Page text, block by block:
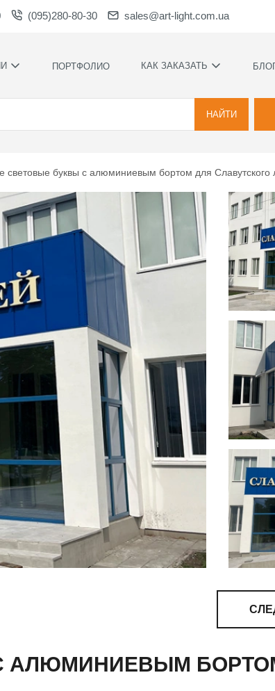
(095)280-80-30 sales@art-light.com.ua
ПОРТФОЛИО КАК ЗАКАЗАТЬ
НАШИ
ГАРАНТИИ
КАЧЕСТВА
РАСЧЕТНОЕ
ВРЕМЯ
ПРОИЗВОДСТВА
ХУДОЖЕСТВЕННОЕ
ОФОРМЛЕНИЕ
МОНТАЖ СВОИМИ
СИЛАМИ
МОНТАЖ
СПЕЦИАЛИСТАМИ
РВК АРТЛАЙТ
ОПЛАТА И
ДОСТАВКА
НАЙТИ
буквы с алюминиевым бортом для Славутского
АЛЮМИНИЕВЫМ